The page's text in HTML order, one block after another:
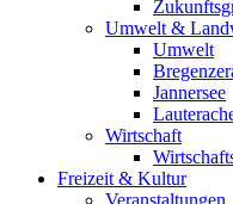
Umwelt &
Umwelt
Jannersee
Wirtschaft
Freizeit & Kultur
Veranstaltungen